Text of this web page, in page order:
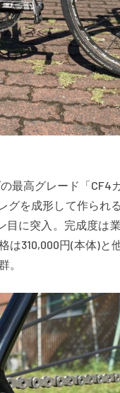
最高グレード「CF4
を成形して作られ
目に突入。完成度は
は310,000円(本体)と
。